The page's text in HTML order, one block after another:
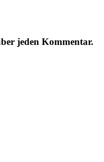
jeden Kommentar.